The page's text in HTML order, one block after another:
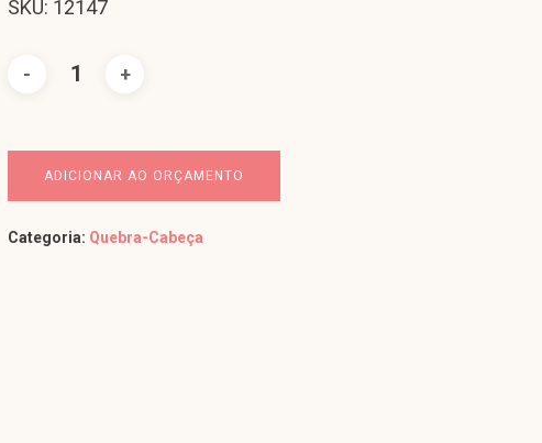
SKU: 12147
ADICIONAR AO ORÇAMENTO
Categoria: Quebra-Cabeça